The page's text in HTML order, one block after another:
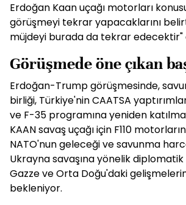
Erdoğan Kaan uçağı motorları
görüşmeyi tekrar yapacaklarını
müjdeyi burada da tekrar edecektir"
Görüşmede öne çıkan
Erdoğan-Trump görüşmesinde,
birliği, Türkiye'nin CAATSA
ve F-35 programına yeniden
KAAN savaş uçağı için F110
NATO'nun geleceği ve savunma
Ukrayna savaşına yönelik
Gazze ve Orta Doğu'daki
bekleniyor.